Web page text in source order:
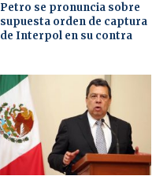
Petro se pronuncia sobre
supuesta orden de captura
de Interpol en su contra